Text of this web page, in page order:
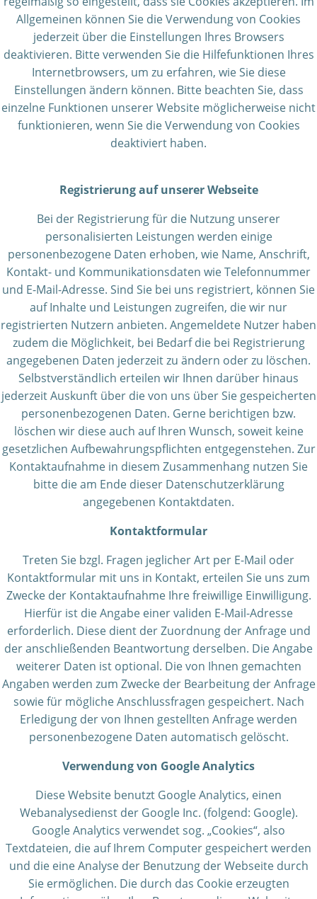
Allgemeinen können Sie die Verwendung von Cookies
jederzeit über die Einstellungen Ihres Browsers
deaktivieren. Bitte verwenden Sie die Hilfefunktionen Ihres
Internetbrowsers, um zu erfahren, wie Sie diese
Einstellungen ändern können. Bitte beachten Sie, dass
einzelne Funktionen unserer Website möglicherweise nicht
funktionieren, wenn Sie die Verwendung von Cookies
deaktiviert haben.
Registrierung auf unserer Webseite
Bei der Registrierung für die Nutzung unserer
personalisierten Leistungen werden einige
personenbezogene Daten erhoben, wie Name, Anschrift,
Kontakt- und Kommunikationsdaten wie Telefonnummer
und E-Mail-Adresse. Sind Sie bei uns registriert, können Sie
auf Inhalte und Leistungen zugreifen, die wir nur
registrierten Nutzern anbieten. Angemeldete Nutzer haben
zudem die Möglichkeit, bei Bedarf die bei Registrierung
angegebenen Daten jederzeit zu ändern oder zu löschen.
Selbstverständlich erteilen wir Ihnen darüber hinaus
jederzeit Auskunft über die von uns über Sie gespeicherten
personenbezogenen Daten. Gerne berichtigen bzw.
löschen wir diese auch auf Ihren Wunsch, soweit keine
gesetzlichen Aufbewahrungspflichten entgegenstehen. Zur
Kontaktaufnahme in diesem Zusammenhang nutzen Sie
bitte die am Ende dieser Datenschutzerklärung
angegebenen Kontaktdaten.
Kontaktformular
Treten Sie bzgl. Fragen jeglicher Art per E-Mail oder
Kontaktformular mit uns in Kontakt, erteilen Sie uns zum
Zwecke der Kontaktaufnahme Ihre freiwillige Einwilligung.
Hierfür ist die Angabe einer validen E-Mail-Adresse
erforderlich. Diese dient der Zuordnung der Anfrage und
der anschließenden Beantwortung derselben. Die Angabe
weiterer Daten ist optional. Die von Ihnen gemachten
Angaben werden zum Zwecke der Bearbeitung der Anfrage
sowie für mögliche Anschlussfragen gespeichert. Nach
Erledigung der von Ihnen gestellten Anfrage werden
personenbezogene Daten automatisch gelöscht.
Verwendung von Google Analytics
Diese Website benutzt Google Analytics, einen
Webanalysedienst der Google Inc. (folgend: Google).
Google Analytics verwendet sog. „Cookies“, also
Textdateien, die auf Ihrem Computer gespeichert werden
und die eine Analyse der Benutzung der Webseite durch
Sie ermöglichen. Die durch das Cookie erzeugten